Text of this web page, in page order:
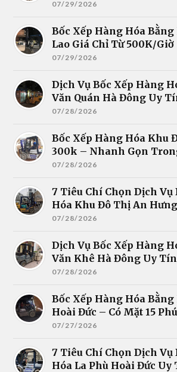
07/29/2026
Bốc Xếp Hàng Hóa
Lao Giá Chỉ Từ 500K/Giờ
07/29/2026
Dịch Vụ Bốc Xếp Hàng
Văn Quán Hà Đông Uy
07/28/2026
Bốc Xếp Hàng Hóa Khu
300k – Nhanh Gọn
07/28/2026
7 Tiêu Chí Chọn Dịch Vụ
Hóa Khu Đô Thị An
07/28/2026
Dịch Vụ Bốc Xếp Hàng
Văn Khê Hà Đông Uy
07/28/2026
Bốc Xếp Hàng Hóa
Hoài Đức – Có Mặt 15
07/27/2026
7 Tiêu Chí Chọn Dịch Vụ
Hóa La Phù Hoài Đức Uy